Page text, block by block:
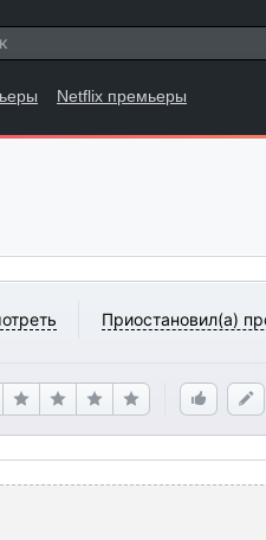
Netflix премьеры
Приостановил(а)